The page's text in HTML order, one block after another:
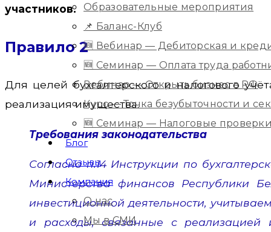
Образовательные мероприятия
📌 Баланс-Клуб
🆕 Вебинар — Дебиторская и
🆕 Семинар — Оплата труда
Вебинар — Открыть бизнес в РФ
Курс — Точка безубыточности и
🆕 Семинар — Налоговые проверки
Блог
Отзывы
Компания
О нас
Мы в СМИ
участников.
Правило 2
Для целей бухгалтерского и налогового
реализация имущества.
Требования законодательства
Согласно п.14 Инструкции по
Министерства финансов Республики
инвестиционной деятельности,
и расходы, связанные с реализацией